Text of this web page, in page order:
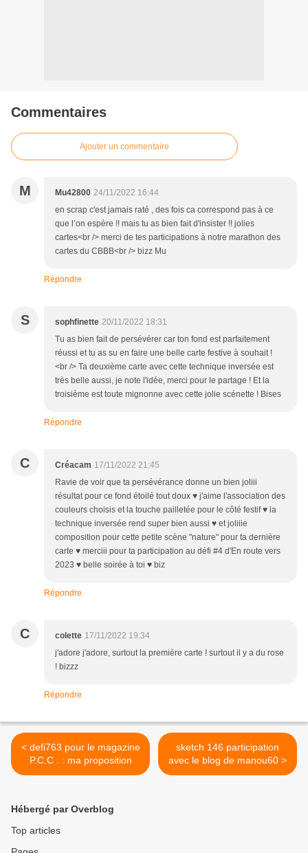
Commentaires
Ajouter un commentaire
M Mu42800 24/11/2022 16:44
en scrap c'est jamais raté , des fois ca correspond pas à ce
que l’on espère !! mais tu as bien fait d'insister !! jolies
cartes<br /> merci de tes participations à notre marathon des
cartes du CBBB<br /> bizz Mu
Répondre
S sophfinette 20/11/2022 18:31
Tu as bien fait de persévérer car ton fond est parfaitement
réussi et tu as su en faire une belle carte festive à souhait !
<br /> Ta deuxième carte avec cette technique inversée est
très belle aussi, je note l'idée, merci pour le partage ! Et la
troisième est toute mignonne avec cette jolie scénette ! Bises
Répondre
C Créacam 17/11/2022 21:45
Ravie de voir que ta persévérance donne un bien joliii
résultat pour ce fond étoilé tout doux ♥ j'aime l'association des
couleurs choisis et la touche pailletée pour le côté festif ♥ la
technique inversée rend super bien aussi ♥ et joliiie
composition pour cette petite scène "nature" pour ta dernière
carte ♥ merciii pour ta participation au défi #4 d'En route vers
2023 ♥ belle soirée à toi ♥ biz
Répondre
C colette 17/11/2022 19:34
j'adore j'adore, surtout la première carte ! surtout il y a du rose
! bizzz
Répondre
< defi763 pour le magazine
P.C.C . : ma proposition
sketch 146 participation
avec le blog de manou60 >
Hébergé par Overblog
Top articles